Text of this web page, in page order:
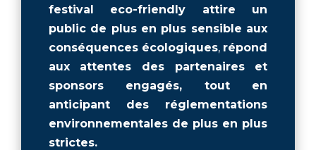
festival eco-friendly attire un
public de plus en plus sensible aux
conséquences écologiques, répond
aux attentes des partenaires et
sponsors engagés, tout en
anticipant des réglementations
environnementales de plus en plus
strictes.